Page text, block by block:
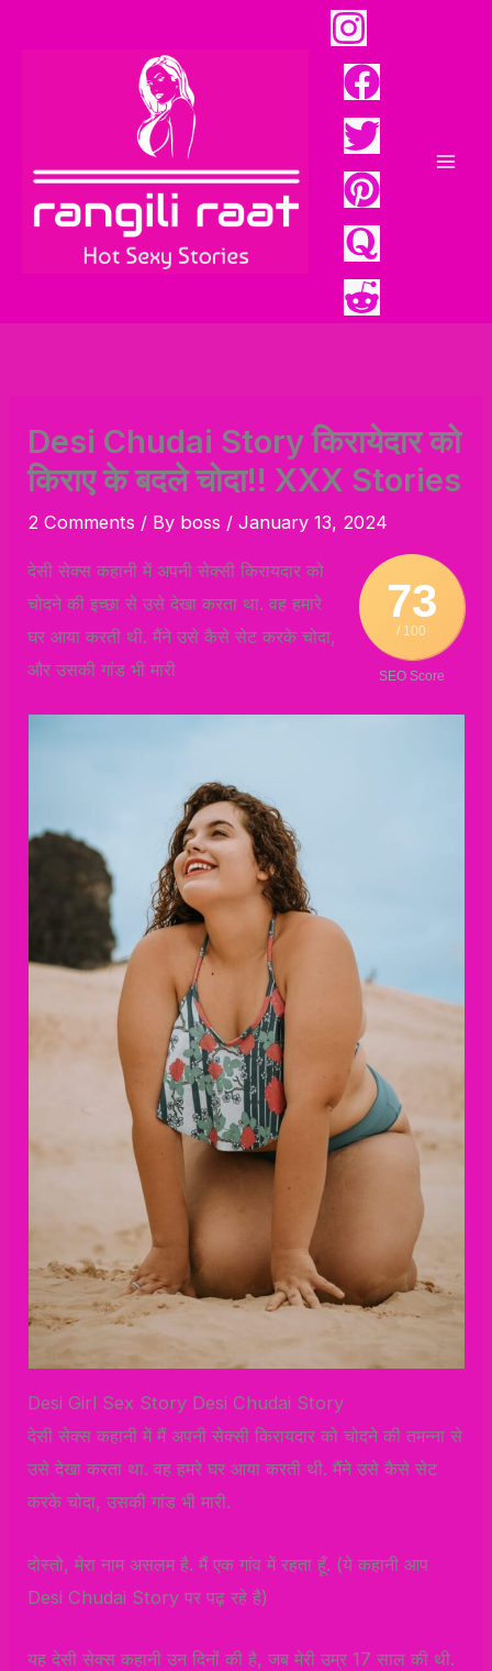
Desi Chudai Story किरायेदार को
किराए के बदले चोदा!! XXX Stories
2 Comments / By boss /January 13, 2024
73
/ 100
SEO Score
देसी सेक्स कहानी में अपनी सेक्सी किरायदार को
चोदने की इच्छा से उसे देखा करता था. वह हमारे
घर आया करती थी. मैंने उसे कैसे सेट करके चोदा,
और उसकी गांड भी मारी
Desi Girl Sex Story Desi Chudai Story
देसी सेक्स कहानी में मैं अपनी सेक्सी किरायदार को चोदने की तमन्ना से
उसे देखा करता था. वह हमरे घर आया करती थी. मैंने उसे कैसे सेट
करके चोदा, उसकी गांड भी मारी.
दोस्तो, मेरा नाम असलम है. मैं एक गांव में रहता हूँ. (ये कहानी आप
Desi Chudai Story पर पढ़ रहे है)
यह देसी सेक्स कहानी उन दिनों की है, जब मेरी उम्र 17 साल की थी.